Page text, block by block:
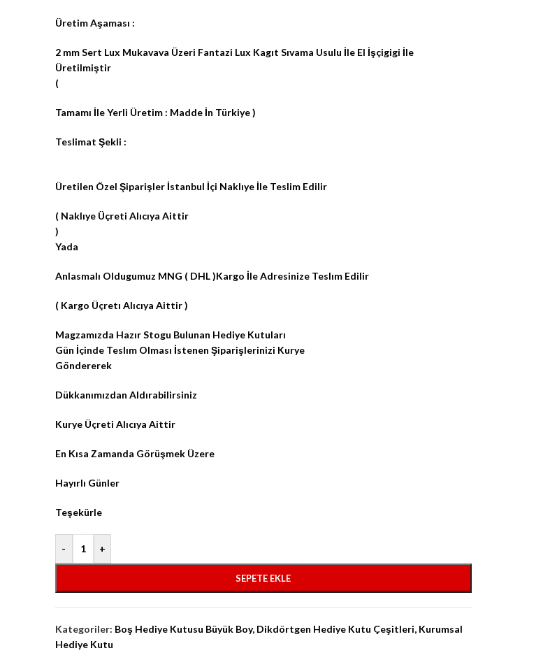
Üretim Aşaması :
2 mm Sert Lux Mukavava Üzeri Fantazi Lux Kagıt Sıvama Usulu İle El İşçigigi İle
Üretilmiştir
(
Tamamı İle Yerli Üretim : Madde İn Türkiye )
Teslimat Şekli :
Üretilen Özel Şiparişler İstanbul İçi Naklıye İle Teslim Edilir
( Naklıye Üçreti Alıcıya Aittir
)
Yada
Anlasmalı Oldugumuz MNG ( DHL )Kargo İle Adresinize Teslım Edilir
( Kargo Üçretı Alıcıya Aittir )
Magzamızda Hazır Stogu Bulunan Hediye Kutuları
Gün İçinde Teslım Olması İstenen Şiparişlerinizi Kurye
Göndererek
Dükkanımızdan Aldırabilirsiniz
Kurye Üçreti Alıcıya Aittir
En Kısa Zamanda Görüşmek Üzere
Hayırlı Günler
Teşekürle
- +
SEPETE EKLE
Kategoriler: Boş Hediye Kutusu Büyük Boy, Dikdörtgen Hediye Kutu Çeşitleri, Kurumsal
Hediye Kutu